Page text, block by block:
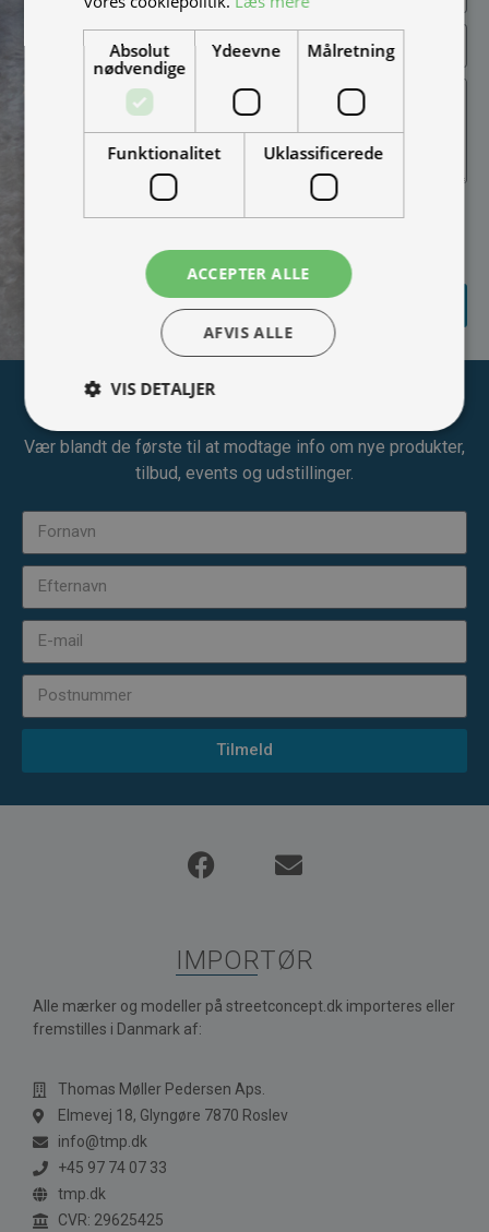
vi spammer ikke)
SEND
FORESPØRGSEL
Tilmeld nyhedsmail
Vær blandt de første til at modtage info om nye produkter,
tilbud, events og udstillinger.
Tilmeld
IMPORTØR
Alle mærker og modeller på streetconcept.dk importeres eller
fremstilles i Danmark af:
Thomas Møller Pedersen Aps.
Elmevej 18, Glyngøre 7870 Roslev
info@tmp.dk
+45 97 74 07 33
tmp.dk
CVR: 29625425
Absolut
nødvendige
Ydeevne Målretning
Funktionalitet Uklassificerede
ACCEPTER ALLE
AFVIS ALLE
VIS DETALJER